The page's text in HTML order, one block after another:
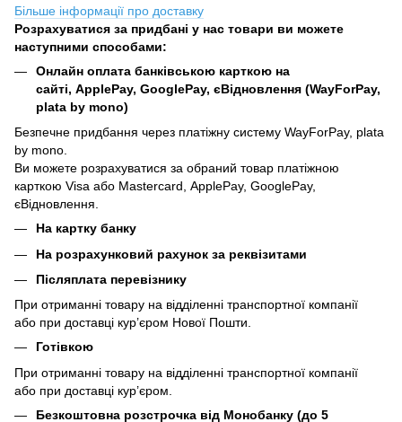
Більше інформації про доставку
Розрахуватися за придбані у нас товари ви можете
наступними способами:
Онлайн оплата банківською карткою на
сайті, ApplePay, GooglePay, єВідновлення (WayForPay,
plata by mono)
Безпечне придбання через платіжну систему WayForPay, plata
by mono.
Ви можете розрахуватися за обраний товар платіжною
карткою Visa або Mastercard, ApplePay, GooglePay,
єВідновлення.
На картку банку
На розрахунковий рахунок за реквізитами
Післяплата перевізнику
При отриманні товару на відділенні транспортної компанії
або при доставці кур’єром Нової Пошти.
Готівкою
При отриманні товару на відділенні транспортної компанії
або при доставці кур’єром.
Безкоштовна розстрочка від Монобанку (до 5